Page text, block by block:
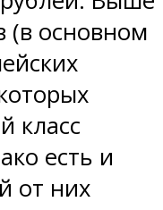
(в основном
класс
есть и
от них